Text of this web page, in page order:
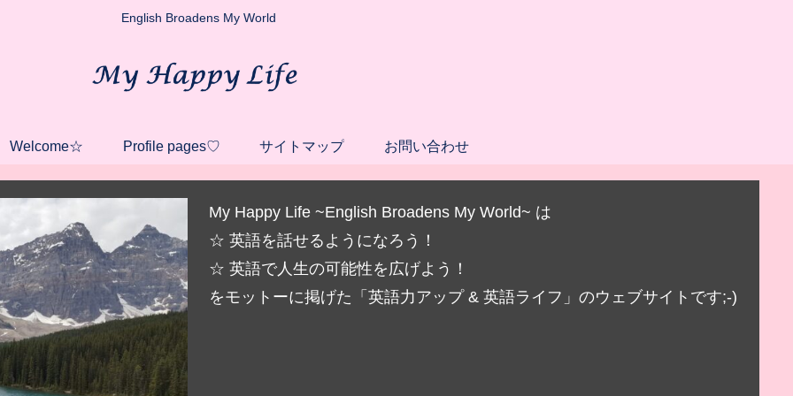
English Broadens My World
Welcome☆ Profile pages♡ サイトマップ お問い合わせ
My Happy Life ~English Broadens My World~ は
☆ 英語を話せるようになろう！
☆ 英語で人生の可能性を広げよう！
をモットーに掲げた「英語力アップ & 英語ライフ」のウェブサイトです;-)